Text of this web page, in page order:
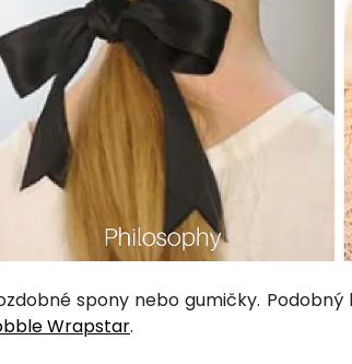
spony nebo gumičky.
Wrapstar.